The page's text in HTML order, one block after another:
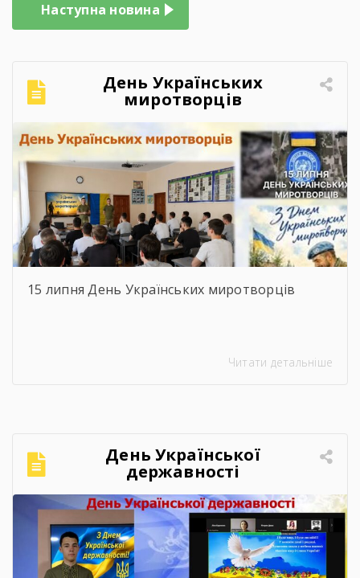
Наступна новина
День Українських
миротворців
15 липня День Українських миротворців
Читати детальніше
День Української
державності